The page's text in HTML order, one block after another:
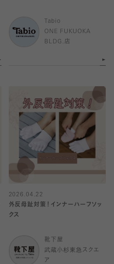
Tabio
ONE FUKUOKA
BLDG.店
2026.04.22
外反母趾対策！インナーハーフソッ
クス
靴下屋
武蔵小杉東急スクエ
ア